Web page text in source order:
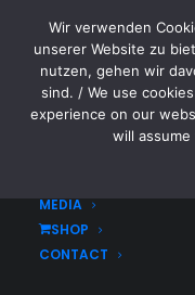
HOME
MEDIA
SHOP
CONTACT
Wir verwenden
unserer Website zu
nutzen, gehen wir
sind. / We use
experience on our
will